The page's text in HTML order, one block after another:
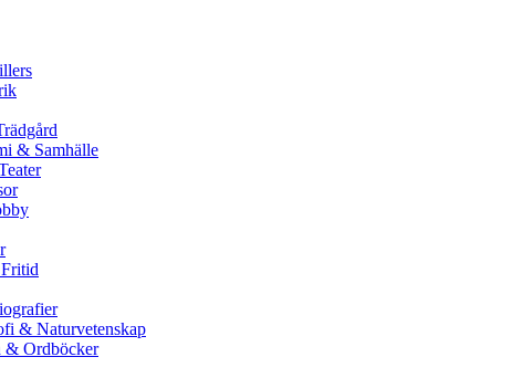
& Samhälle
& Naturvetenskap
& Ordböcker